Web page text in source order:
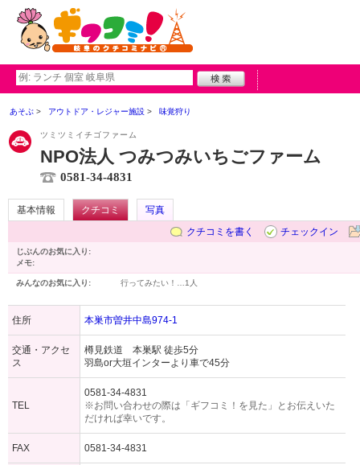
あそぶ アウトドア・レジャー施設 味覚狩り
ツミツミイチゴファーム
NPO法人 つみつみいちごファーム
0581-34-4831
基本情報 クチコミ
写真
クチコミを書く
チェックイン
じぶんのお気に入り:
メモ:
みんなのお気に入り: 行ってみたい！… 1人
住所 本巣市曽井中島974-1
交通・アクセ
ス
樽見鉄道 本巣駅 徒歩5分
羽島or大垣インターより車で45分
TEL
0581-34-4831
※お問い合わせの際は「ギフコミ！を見た」とお伝えいた
だければ幸いです。
FAX 0581-34-4831